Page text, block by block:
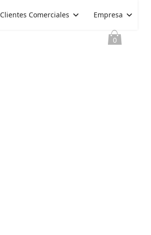
0
Clientes Comerciales Empresa